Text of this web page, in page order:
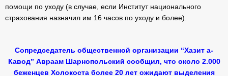
помощи по уходу (в случае, если Институт национального
страхования назначил им 16 часов по уходу и более).
Сопредседатель общественной организации “Хазит а-
Кавод” Авраам Шарнопольский сообщил, что около 2.000
беженцев Холокоста более 20 лет ожидают выделения